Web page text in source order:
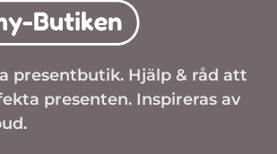
presentbutik. Hjälp & råd att
presenten. Inspireras av